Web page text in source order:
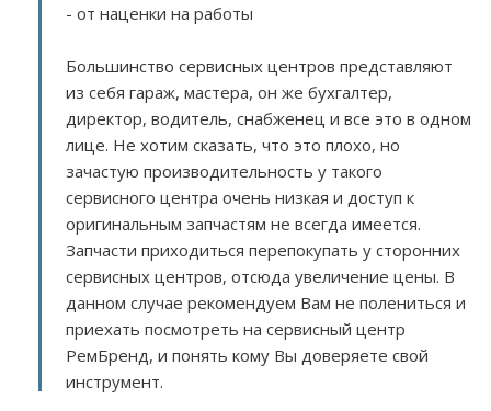
- от наценки на работы
Большинство сервисных центров представляют
из себя гараж, мастера, он же бухгалтер,
директор, водитель, снабженец и все это в одном
лице. Не хотим сказать, что это плохо, но
зачастую производительность у такого
сервисного центра очень низкая и доступ к
оригинальным запчастям не всегда имеется.
Запчасти приходиться перепокупать у сторонних
сервисных центров, отсюда увеличение цены. В
данном случае рекомендуем Вам не полениться и
приехать посмотреть на сервисный центр
РемБренд, и понять кому Вы доверяете свой
инструмент.